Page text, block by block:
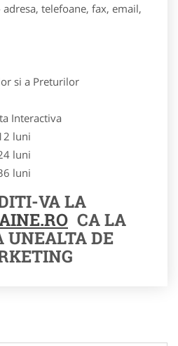
adresa, telefoane, fax, email,
si a Preturilor
Interactiva
luni
luni
luni
VA LA
CA LA
UNEALTA DE